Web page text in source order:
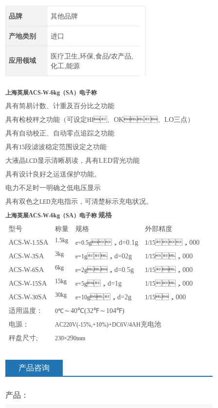
品牌 其他品牌
产地类别 进口
应用领域
医疗卫生,环保,食品/农产品,
化工,能源
上海英展ACS-W-6kg（SA）电子称
具有简易计数、计重及百分比之功能
具有检校秤之功能（可设定HI、OK、LO三点）
具有自动校正、自动零点追踪之功能
具有15段滤波稳定范围设定之功能
大液晶LCD显示清晰易读，具有LED背光功能
具有设计良好之运送保护功能。
电力不足时一明确之低电压显示
具有双色之LED充电指示，可清楚标示充电状况。
上海英展ACS-W-6kg（SA）电子称 规格
型号
称量 规格
外部精度
ACS-W-1.5SA 1.5kg e=0.5g，d=0.1g 1/15，000
ACS-W-3SA 3kg e=1g，d=02g 1/15，000
ACS-W-6SA 6kg e=2g，d=0.5g 1/15，000
ACS-W-15SA 15kg e=5g，d=1g 1/15，000
ACS-W-30SA 30kg e=10g，d=2g 1/15，000
适用温度：
0℃ ～40℃(32℉ ～ 104℉)
电源：
AC220V(-15%,+10%)+DC6V/4AH充电池
秤盘尺寸; 230×290mm
产品咨询
产品：